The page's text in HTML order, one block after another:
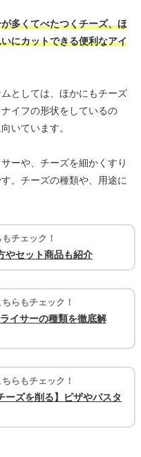
多くてべたつくチーズ、ほ
にカットできる便利なアイ
としては、ほかにもチーズ
イフの形状をしているの
いています。
ーや、チーズを細かくすり
。チーズの種類や、用途に
チェック！
やセット商品も紹介
らもチェック！
イサーの種類を徹底解
らもチェック！
ーズを削る】ピザやパスタ